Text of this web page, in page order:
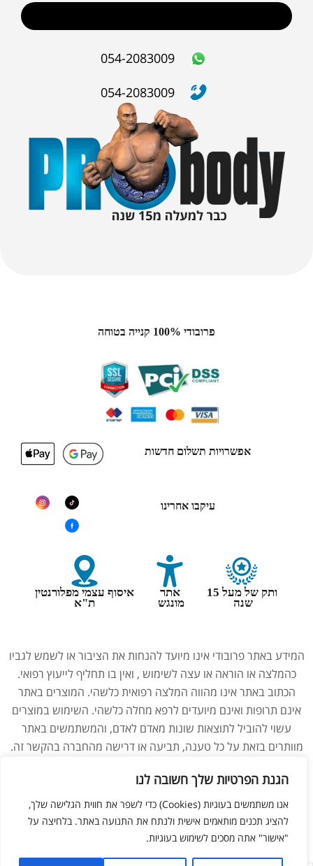
הגנת הפרטיות שלך חשובה לנו
אנו משתמשים בעוגיות (Cookies) כדי לשפר את חווית הגלישה שלך,
להציג תכנים מותאמים אישית ולנתח את התנועה באתר. בלחיצה על
"אישור" אתה מסכים לשימוש בעוגיות.
054-2083009
054-2083009
פרובודי 100% קנייה בטוחה
אפשרויות תשלום חדשות
עיקבו אחרינו
ותק של מעל 15
שנה
אתר
מונגש
איסוף עצמי מפלורנטין
ת"א
המידע באתר פרובודי אינו מיועד להנחות את הציבור או לשמש לגביו
כהמלצה או הוראה או עצה לשימוש , ואין בו תחליף לייעוץ רפואי.
הכתוב באתר אינו מהווה המלצה רפואית כלשהי. המוצרים באתר
אינם תרופות ואינם מיועדים לרפא מחלה כלשהי. השימוש במוצרים
עשוי להוביל לתוצאות שונות מאדם לאדם, והמשתמשים באתר
מוותרים בזאת על כל טענה, תביעה או דרישה מהחברה בהקשר זה.
ברופא לפני השימוש במוצרים. התמונות באתר הן להמחשה בלבד.